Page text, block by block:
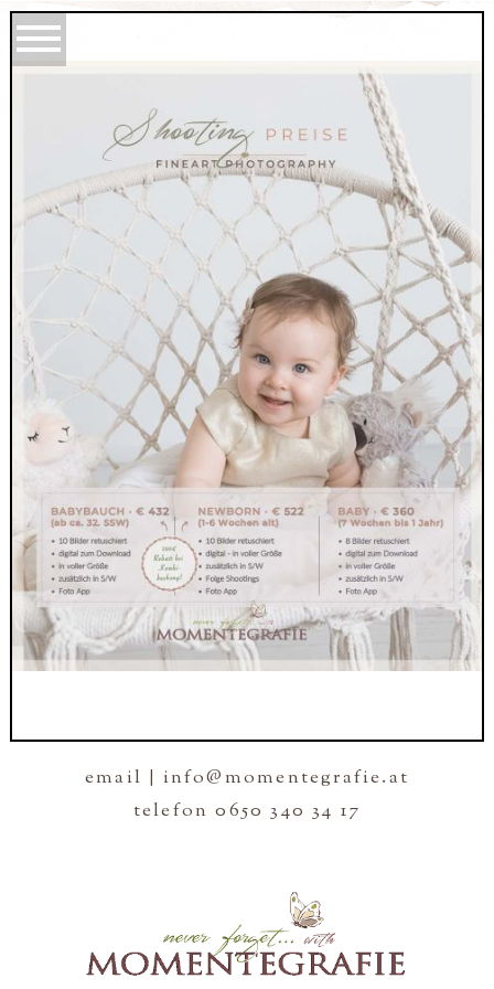
email | info@momentegrafie.at
telefon 0650 340 34 17